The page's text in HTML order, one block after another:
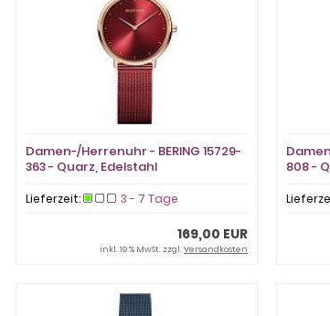
Damen-/Herrenuhr - BERING 15729-
363 - Quarz, Edelstahl
Lieferzeit: 3 - 7 Tage
169,00 EUR
inkl. 19 % MwSt. zzgl.Versandkosten
808 -